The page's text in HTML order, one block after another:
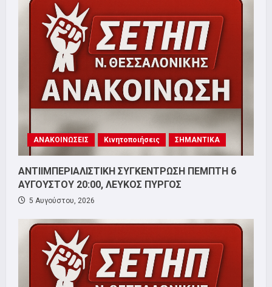
ΑΝΑΚΟΙΝΩΣΕΙΣ Κινητοποιήσεις ΣΗΜΑΝΤΙΚΑ
ΑΝΤΙΙΜΠΕΡΙΑΛΙΣΤΙΚΗ ΣΥΓΚΕΝΤΡΩΣΗ ΠΕΜΠΤΗ 6
ΑΥΓΟΥΣΤΟΥ 20:00, ΛΕΥΚΟΣ ΠΥΡΓΟΣ
5 Αυγούστου, 2026